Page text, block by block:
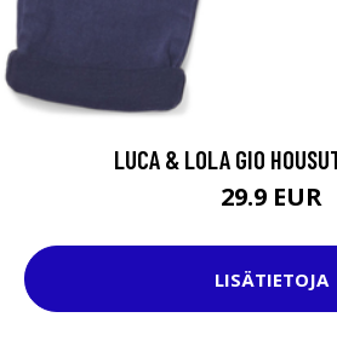
LUCA & LOLA GIO
29.9 EUR
LISÄTIETOJA